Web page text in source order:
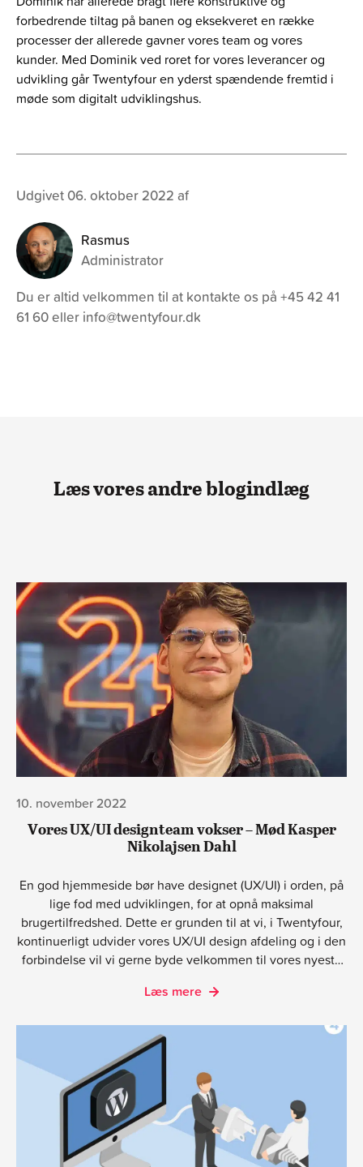
forbedrende tiltag på banen og eksekveret en række
processer der allerede gavner vores team og vores
kunder. Med Dominik ved roret for vores leverancer og
udvikling går Twentyfour en yderst spændende fremtid i
møde som digitalt udviklingshus.
Udgivet 06. oktober 2022 af
Rasmus
Administrator
Du er altid velkommen til at kontakte os på +45 42 41
61 60 eller info@twentyfour.dk
Læs vores andre blogindlæg
10. november 2022
Vores UX/UI designteam vokser – Mød Kasper
Nikolajsen Dahl
En god hjemmeside bør have designet (UX/UI) i orden, på
lige fod med udviklingen, for at opnå maksimal
brugertilfredshed. Dette er grunden til at vi, i Twentyfour,
kontinuerligt udvider vores UX/UI design afdeling og i den
forbindelse vil vi gerne byde velkommen til vores nyeste
Læs mere